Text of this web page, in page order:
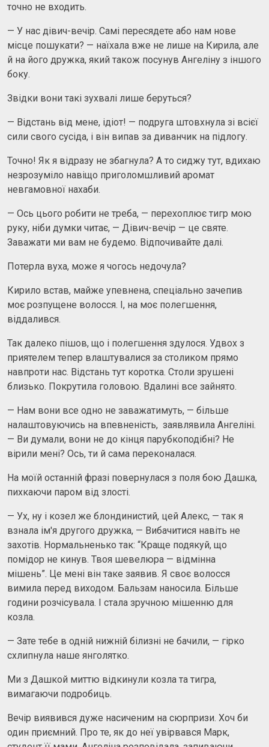
точно не входить.
— У нас дівич-вечір. Самі пересядете або нам нове
місце пошукати? — наїхала вже не лише на Кирила, але
й на його дружка, який також посунув Ангеліну з іншого
боку.
Звідки вони такі зухвалі лише беруться?
— Відстань від мене, ідіот! — подруга штовхнула зі всієї
сили свого сусіда, і він випав за диванчик на підлогу.
Точно! Як я відразу не збагнула? А то сиджу тут, вдихаю
незрозуміло навіщо приголомшливий аромат
невгамовної нахаби.
— Ось цього робити не треба, — перехоплює тигр мою
руку, ніби думки читає, — Дівич-вечір — це святе.
Заважати ми вам не будемо. Відпочивайте далі.
Потерла вуха, може я чогось недочула?
Кирило встав, майже упевнена, спеціально зачепив
моє розпущене волосся. І, на моє полегшення,
віддалився.
Так далеко пішов, що і полегшення здулося. Удвох з
приятелем тепер влаштувалися за столиком прямо
навпроти нас. Відстань тут коротка. Столи зрушені
близько. Покрутила головою. Вдалині все зайнято.
— Нам вони все одно не заважатимуть, — більше
налаштовуючись на впевненість, заявлявила Ангеліні.
— Ви думали, вони не до кінця парубкоподiбнi? Не
вірили мені? Ось, ти й сама переконалася.
На моїй останній фразі повернулася з поля бою Дашка,
пихкаючи паром від злості.
— Ух, ну і козел же блондинистий, цей Алекс, — так я
взнала ім'я другого дружка, — Вибачитися навіть не
захотів. Нормальненько так: “Краще подякуй, що
помідор не кинув. Твоя шевелюра — відмінна
мішень”. Це мені він таке заявив. Я своє волосся
вимила перед виходом. Бальзам наносила. Більше
години розчісувала. І стала зручною мішенню для
козла.
— Зате тебе в одній нижній білизні не бачили, — гірко
схлипнула наше янголятко.
Ми з Дашкой миттю відкинули козла та тигра,
вимагаючи подробиць.
Вечір виявився дуже насиченим на сюрпризи. Хоч би
один приємний. Про те, як до неї увірвався Марк,